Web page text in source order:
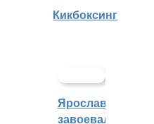
Кикбоксинг
Ярославцы
завоевали